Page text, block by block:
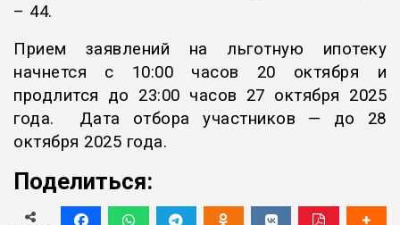
– 44.
Прием заявлений на льготную ипотеку
начнется с 10:00 часов 20 октября и
продлится до 23:00 часов 27 октября 2025
года. Дата отбора участников — до 28
октября 2025 года.
Поделиться: